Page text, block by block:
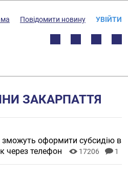
Повідомити новину УВІЙТИ
ЗАКАРПАТТЯ
зможуть оформити субсидію в
через телефон
17206 1